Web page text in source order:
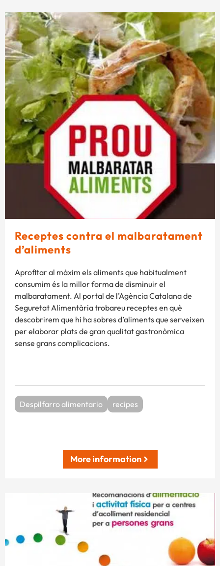
Receptes contra el malbaratament
d’aliments
Aprofitar al màxim els aliments que habitualment
consumim és la millor forma de disminuir el
malbaratament. Al portal de l’Agència Catalana de
Seguretat Alimentària trobareu receptes en què
descobrirem que hi ha sobres d’aliments que serveixen
per elaborar plats de gran qualitat gastronòmica
sense grans complicacions.
Despilfarro alimentario recipes
More information